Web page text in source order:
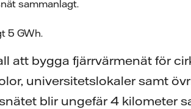
sammanlagt.
5 GWh.
att bygga fjärrvärmenät för
universitetslokaler samt
blir ungefär 4 kilometer